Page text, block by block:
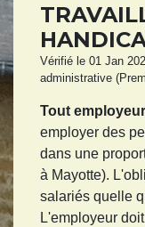
Vérifié le 01 Jan
administrative
Tout employeur
employer des
dans une
à Mayotte).
salariés quelle
L'employeur